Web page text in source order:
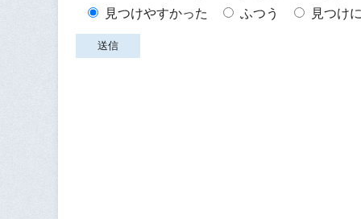
見つけやすかった
ふつう 見つけ